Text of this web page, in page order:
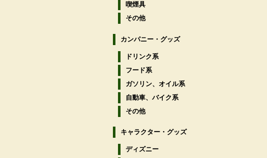
喫煙具
その他
カンパニー・グッズ
ドリンク系
フード系
ガソリン、オイル系
自動車、バイク系
その他
キャラクター・グッズ
ディズニー